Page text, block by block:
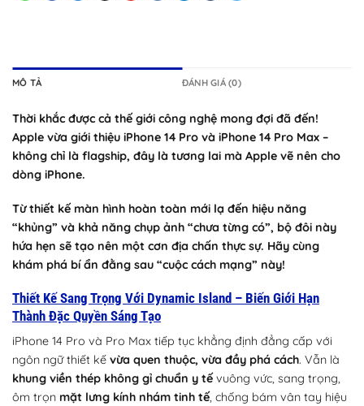
MÔ TẢ ĐÁNH GIÁ (0)
Thời khắc được cả thế giới công nghệ mong đợi đã đến!
Apple vừa giới thiệu iPhone 14 Pro và iPhone 14 Pro Max –
không chỉ là flagship, đây là tương lai mà Apple vẽ nên cho
dòng iPhone.
Từ thiết kế màn hình hoàn toàn mới lạ đến hiệu năng
“khủng” và khả năng chụp ảnh “chưa từng có”, bộ đôi này
hứa hẹn sẽ tạo nên một cơn địa chấn thực sự. Hãy cùng
khám phá bí ẩn đằng sau “cuộc cách mạng” này!
Thiết Kế Sang Trọng Với Dynamic Island – Biến Giới Hạn
Thành Đặc Quyền Sáng Tạo
iPhone 14 Pro và Pro Max tiếp tục khẳng định đẳng cấp với
ngôn ngữ thiết kế vừa quen thuộc, vừa đầy phá cách. Vẫn là
khung viền thép không gỉ chuẩn y tếvuông vức, sang trọng,
ôm trọn mặt lưng kính nhám tinh tế, chống bám vân tay hiệu